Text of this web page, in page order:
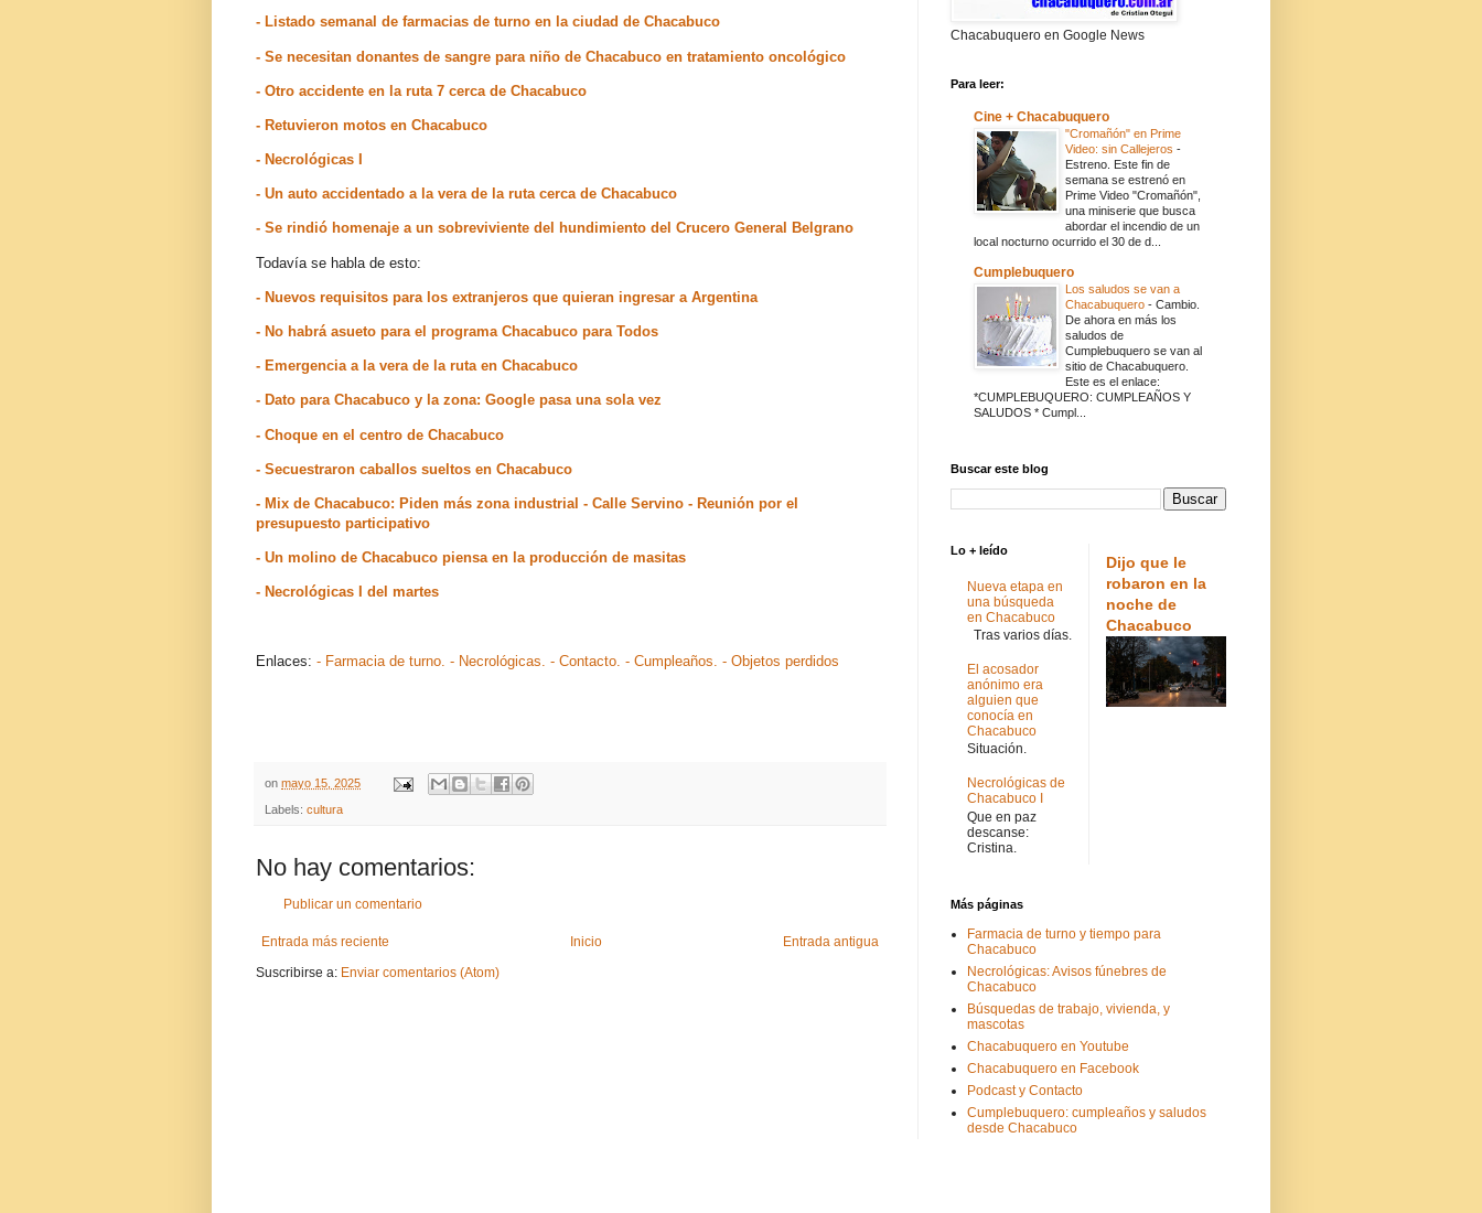
- Listado semanal de farmacias de turno en la ciudad de Chacabuco
- Se necesitan donantes de sangre para niño de Chacabuco en tratamiento oncológico
- Otro accidente en la ruta 7 cerca de Chacabuco
- Retuvieron motos en Chacabuco
- Necrológicas I
- Un auto accidentado a la vera de la ruta cerca de Chacabuco
- Se rindió homenaje a un sobreviviente del hundimiento del Crucero General Belgrano
Todavía se habla de esto:
- Nuevos requisitos para los extranjeros que quieran ingresar a Argentina
- No habrá asueto para el programa Chacabuco para Todos
- Emergencia a la vera de la ruta en Chacabuco
- Dato para Chacabuco y la zona: Google pasa una sola vez
- Choque en el centro de Chacabuco
- Secuestraron caballos sueltos en Chacabuco
- Mix de Chacabuco: Piden más zona industrial - Calle Servino - Reunión por el
presupuesto participativo
- Un molino de Chacabuco piensa en la producción de masitas
- Necrológicas I del martes
Enlaces: - Farmacia de turno. - Necrológicas. - Contacto. - Cumpleaños. - Objetos perdidos
on mayo 15, 2025
Labels: cultura
No hay comentarios:
Publicar un comentario
Entrada más reciente Entrada antigua
Inicio
Suscribirse a: Enviar comentarios (Atom)
Chacabuquero en Google News
Para leer:
Cine + Chacabuquero
"Cromañón" en Prime
Video: sin Callejeros -
Estreno. Este fin de
semana se estrenó en
Prime Video "Cromañón",
una miniserie que busca
abordar el incendio de un
local nocturno ocurrido el 30 de d...
Cumplebuquero
Los saludos se van a
Chacabuquero - Cambio.
De ahora en más los
saludos de
Cumplebuquero se van al
sitio de Chacabuquero.
Este es el enlace:
*CUMPLEBUQUERO: CUMPLEAÑOS Y
SALUDOS * Cumpl...
Buscar este blog
Lo + leído
Nueva etapa en
una búsqueda
en Chacabuco
Tras varios días.
El acosador
anónimo era
alguien que
conocía en
Chacabuco
Situación.
Necrológicas de
Chacabuco I
Que en paz
descanse:
Cristina.
Dijo que le
robaron en la
noche de
Chacabuco
Más páginas
Farmacia de turno y tiempo para
Chacabuco
Necrológicas: Avisos fúnebres de
Chacabuco
Búsquedas de trabajo, vivienda, y
mascotas
Chacabuquero en Youtube
Chacabuquero en Facebook
Podcast y Contacto
Cumplebuquero: cumpleaños y saludos
desde Chacabuco